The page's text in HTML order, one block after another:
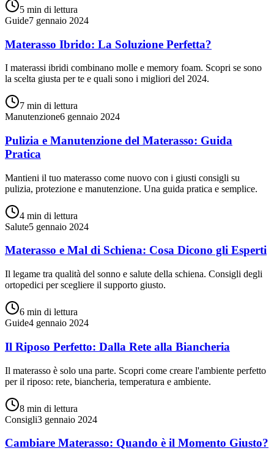
5 min di lettura
Guide7 gennaio 2024
Materasso Ibrido: La Soluzione Perfetta?
I materassi ibridi combinano molle e memory foam. Scopri se sono
la scelta giusta per te e quali sono i migliori del 2024.
7 min di lettura
Manutenzione6 gennaio 2024
Pulizia e Manutenzione del Materasso: Guida
Pratica
Mantieni il tuo materasso come nuovo con i giusti consigli su
pulizia, protezione e manutenzione. Una guida pratica e semplice.
4 min di lettura
Salute5 gennaio 2024
Materasso e Mal di Schiena: Cosa Dicono gli Esperti
Il legame tra qualità del sonno e salute della schiena. Consigli degli
ortopedici per scegliere il supporto giusto.
6 min di lettura
Guide4 gennaio 2024
Il Riposo Perfetto: Dalla Rete alla Biancheria
Il materasso è solo una parte. Scopri come creare l'ambiente perfetto
per il riposo: rete, biancheria, temperatura e ambiente.
8 min di lettura
Consigli3 gennaio 2024
Cambiare Materasso: Quando è il Momento Giusto?